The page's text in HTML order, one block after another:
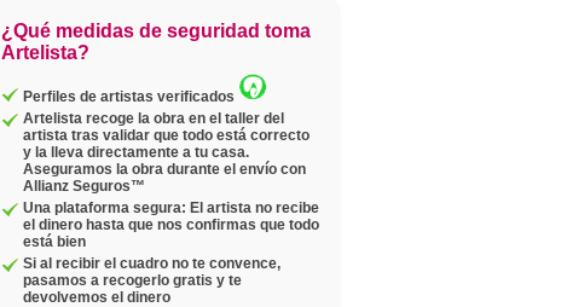
¿Qué medidas de seguridad toma
Artelista?
Perfiles de artistas verificados
Artelista recoge la obra en el taller del
artista tras validar que todo está correcto
y la lleva directamente a tu casa.
Aseguramos la obra durante el envío con
Allianz Seguros™
Una plataforma segura: El artista no recibe
el dinero hasta que nos confirmas que todo
está bien
Si al recibir el cuadro no te convence,
pasamos a recogerlo gratis y te
devolvemos el dinero